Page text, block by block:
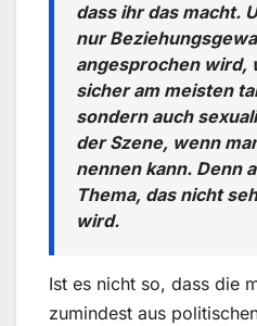
dass ihr das macht.
nur
angesprochen wird,
sicher am meisten
sondern auch
der Szene, wenn
nennen kann. Denn
Thema, das nicht
wird.
Ist es nicht so, dass die
zumindest aus